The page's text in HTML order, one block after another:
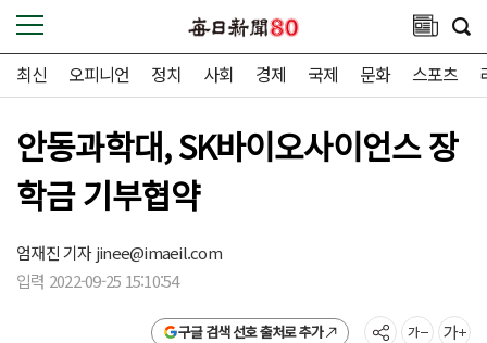
최신 오피니언 정치 사회 경제 국제 문화 스포츠
안동과학대, SK바이오사이언스 장
학금 기부협약
엄재진 기자jinee@imaeil.com
입력 2022-09-25 15:10:54
구글 검색 선호 출처로 추가